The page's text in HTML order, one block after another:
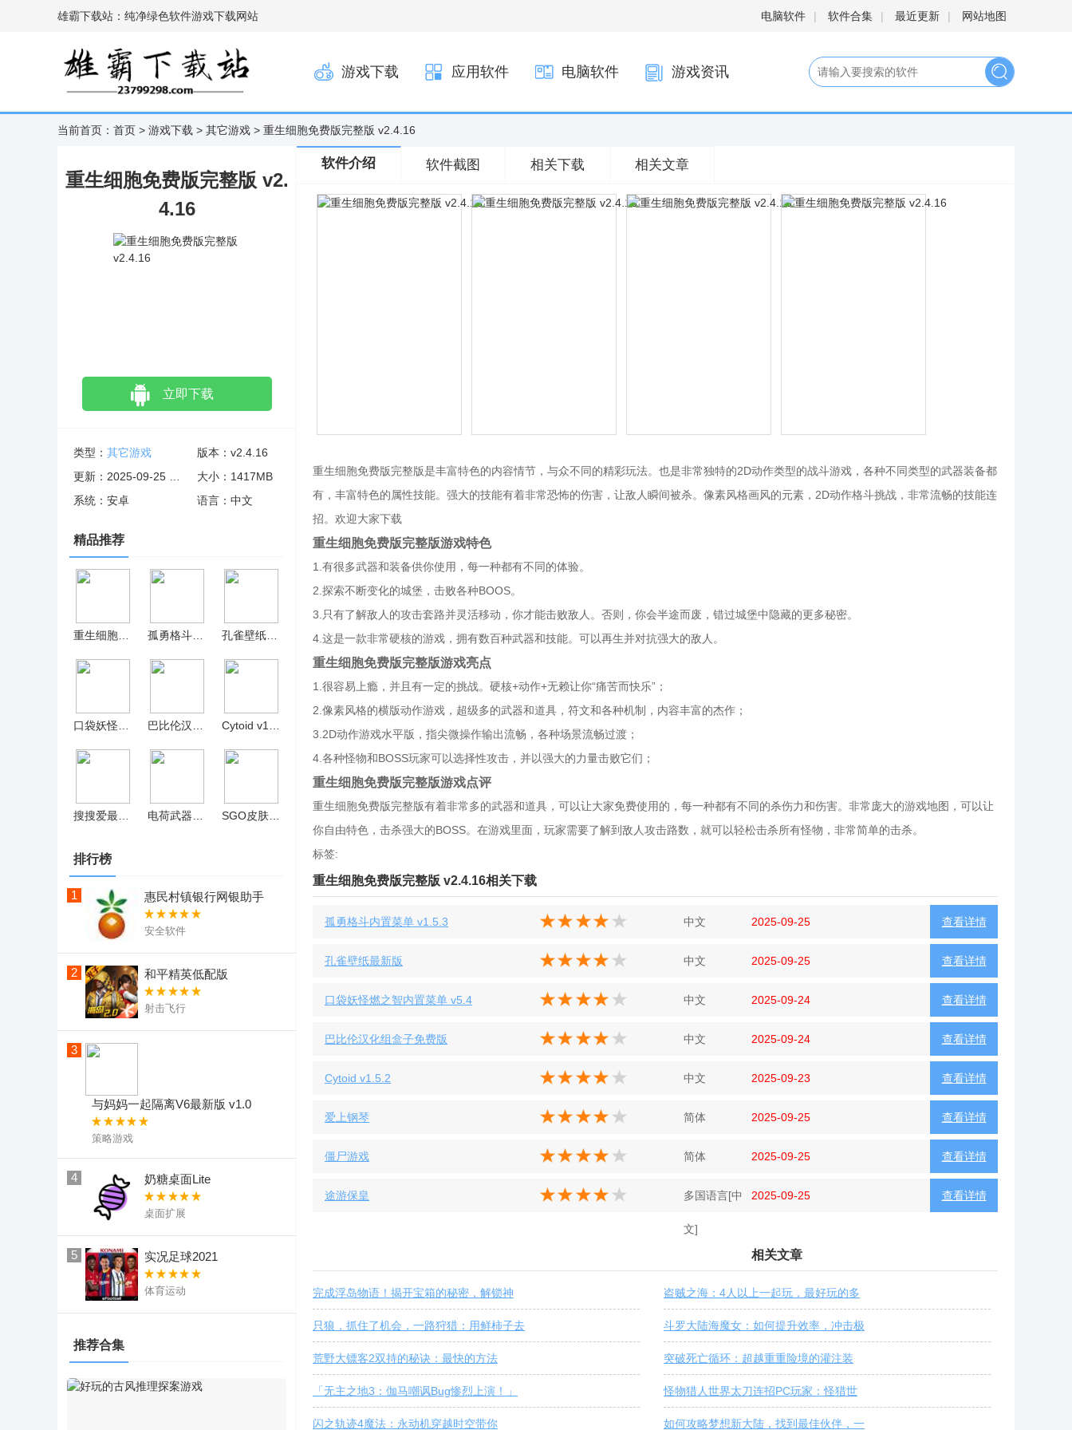
雄霸下载站：纯净绿色软件游戏下载网站 电脑软件 | 软件合集 | 最近更新 | 网站地图
游戏下载 应用软件 电脑软件 游戏资讯
当前首页： 首页 > 游戏下载 > 其它游戏 > 重生细胞免费版完整版 v2.4.16
重生细胞免费版完整版 v2.
4.16
立即下载
类型： 其它游戏
版本：v2.4.16
大小：1417MB
系统：安卓
语言：中文
精品推荐
排行榜
1 惠民村镇银行网银助手
安全软件
2 和平精英低配版
射击飞行
3
与妈妈一起隔离V6最新版 v1.0
策略游戏
4 奶糖桌面Lite
桌面扩展
5 实况足球2021
体育运动
推荐合集
软件介绍 软件截图 相关下载 相关文章
重生细胞免费版完整版是丰富特色的内容情节，与众不同的精彩玩法。也是非常独特的2D动作类型的战斗游戏，各种不同类型的武器装备都
有，丰富特色的属性技能。强大的技能有着非常恐怖的伤害，让敌人瞬间被杀。像素风格画风的元素，2D动作格斗挑战，非常流畅的技能连
招。欢迎大家下载
重生细胞免费版完整版游戏特色
1.有很多武器和装备供你使用，每一种都有不同的体验。
2.探索不断变化的城堡，击败各种BOOS。
3.只有了解敌人的攻击套路并灵活移动，你才能击败敌人。否则，你会半途而废，错过城堡中隐藏的更多秘密。
4.这是一款非常硬核的游戏，拥有数百种武器和技能。可以再生并对抗强大的敌人。
重生细胞免费版完整版游戏亮点
1.很容易上瘾，并且有一定的挑战。硬核+动作+无赖让你“痛苦而快乐”；
2.像素风格的横版动作游戏，超级多的武器和道具，符文和各种机制，内容丰富的杰作；
3.2D动作游戏水平版，指尖微操作输出流畅，各种场景流畅过渡；
4.各种怪物和BOSS玩家可以选择性攻击，并以强大的力量击败它们；
重生细胞免费版完整版游戏点评
重生细胞免费版完整版有着非常多的武器和道具，可以让大家免费使用的，每一种都有不同的杀伤力和伤害。非常庞大的游戏地图，可以让
你自由特色，击杀强大的BOSS。在游戏里面，玩家需要了解到敌人攻击路数，就可以轻松击杀所有怪物，非常简单的击杀。
标签:
重生细胞免费版完整版 v2.4.16相关下载
查看详情
孤勇格斗内置菜单 v1.5.3 中文 2025-09-25
查看详情
孔雀壁纸最新版 中文 2025-09-25
查看详情
口袋妖怪燃之智内置菜单 v5.4 中文 2025-09-24
查看详情
巴比伦汉化组盒子免费版 中文 2025-09-24
查看详情
Cytoid v1.5.2 中文 2025-09-23
查看详情
爱上钢琴 简体 2025-09-25
查看详情
僵尸游戏 简体 2025-09-25
查看详情
途游保皇 多国语言[中
文]
2025-09-25
相关文章
完成浮岛物语！揭开宝箱的秘密，解锁神 盗贼之海：4人以上一起玩，最好玩的多
只狼，抓住了机会，一路狩猎：用鲜柿子去 斗罗大陆海魔女：如何提升效率，冲击极
荒野大镖客2双持的秘诀：最快的方法 突破死亡循环：超越重重险境的灌注装
「无主之地3：伽马嘲讽Bug惨烈上演！」 怪物猎人世界太刀连招PC玩家：怪猎世
闪之轨迹4魔法：永动机穿越时空带你 如何攻略梦想新大陆，找到最佳伙伴，一